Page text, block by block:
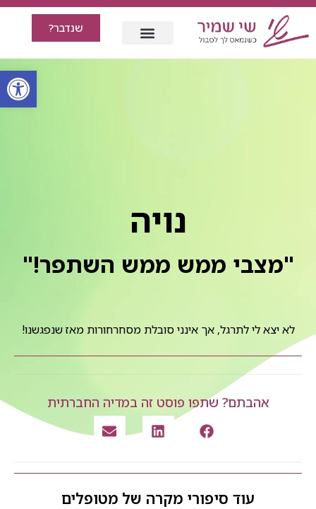
פתח
שנדבר?
נויה
"מצבי ממש ממש השתפר!"
לא יצא לי לתרגל, אך אינני סובלת מסחרחורות מאז שנפגשנו!
אהבתם? שתפו פוסט זה במדיה החברתית
עוד סיפורי מקרה של מטופלים